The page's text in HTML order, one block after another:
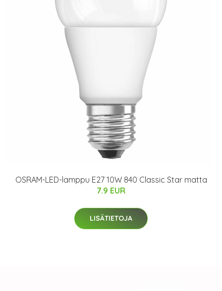
OSRAM-LED-lamppu E27 10W 840 Classic Star matta
7.9 EUR
LISÄTIETOJA